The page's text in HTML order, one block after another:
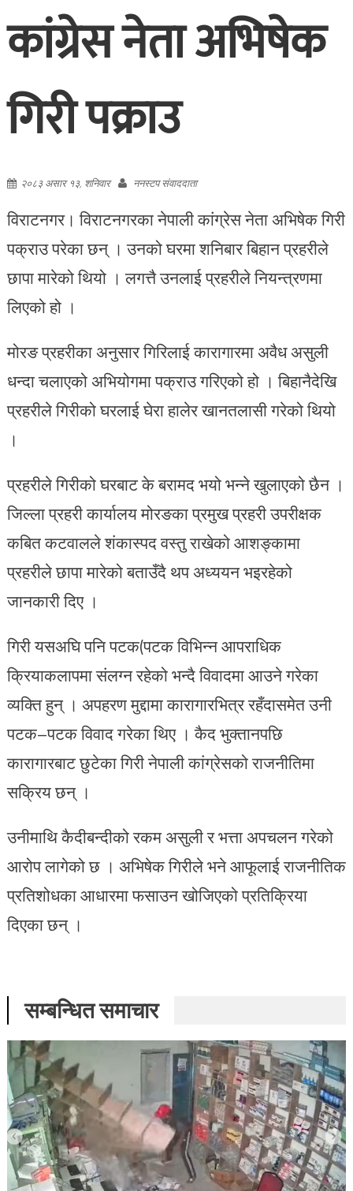
कांग्रेस नेता अभिषेक
गिरी पक्राउ
२०८३ असार १३, शनिवार ननस्टप संवाददाता
विराटनगर। विराटनगरका नेपाली कांग्रेस नेता अभिषेक गिरी
पक्राउ परेका छन् । उनको घरमा शनिबार बिहान प्रहरीले
छापा मारेको थियो । लगत्तै उनलाई प्रहरीले नियन्त्रणमा
लिएको हो ।
मोरङ प्रहरीका अनुसार गिरिलाई कारागारमा अवैध असुली
धन्दा चलाएको अभियोगमा पक्राउ गरिएको हो । बिहानैदेखि
प्रहरीले गिरीको घरलाई घेरा हालेर खानतलासी गरेको थियो
।
प्रहरीले गिरीको घरबाट के बरामद भयो भन्ने खुलाएको छैन ।
जिल्ला प्रहरी कार्यालय मोरङका प्रमुख प्रहरी उपरीक्षक
कबित कटवालले शंकास्पद वस्तु राखेको आशङ्कामा
प्रहरीले छापा मारेको बताउँदै थप अध्ययन भइरहेको
जानकारी दिए ।
गिरी यसअघि पनि पटक(पटक विभिन्न आपराधिक
क्रियाकलापमा संलग्न रहेको भन्दै विवादमा आउने गरेका
व्यक्ति हुन् । अपहरण मुद्दामा कारागारभित्र रहँदासमेत उनी
पटक–पटक विवाद गरेका थिए । कैद भुक्तानपछि
कारागारबाट छुटेका गिरी नेपाली कांग्रेसको राजनीतिमा
सक्रिय छन् ।
उनीमाथि कैदीबन्दीको रकम असुली र भत्ता अपचलन गरेको
आरोप लागेको छ । अभिषेक गिरीले भने आफूलाई राजनीतिक
प्रतिशोधका आधारमा फसाउन खोजिएको प्रतिक्रिया
दिएका छन् ।
सम्बन्धित समाचार